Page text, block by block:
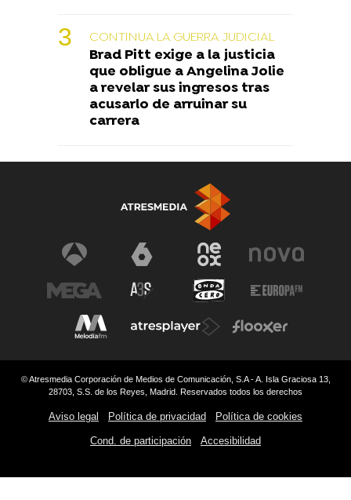
CONTINUA LA GUERRA JUDICIAL
Brad Pitt exige a la justicia
que obligue a Angelina Jolie
a revelar sus ingresos tras
acusarlo de arruinar su
carrera
© Atresmedia Corporación de Medios de Comunicación, S.A - A. Isla Graciosa 13,
28703, S.S. de los Reyes, Madrid. Reservados todos los derechos
Aviso legal Política de privacidad Política de cookies
Cond. de participación Accesibilidad